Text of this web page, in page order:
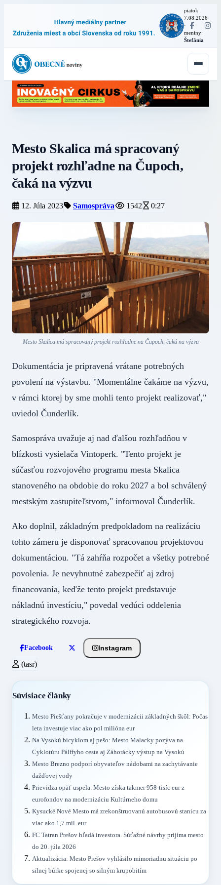
piatok
7.08.2026
·
meniny:
Štefánia
Mesto Skalica má spracovaný
projekt rozhľadne na Čupoch,
čaká na výzvu
12. Júla 2023 Samospráva 1542 0:27
Mesto Skalica má spracovaný projekt rozhľadne na Čupoch, čaká na výzvu
Dokumentácia je pripravená vrátane potrebných
povolení na výstavbu. "Momentálne čakáme na výzvu,
v rámci ktorej by sme mohli tento projekt realizovať,"
uviedol Čunderlík.
Samospráva uvažuje aj nad ďalšou rozhľadňou v
blízkosti vysielača Vintoperk. "Tento projekt je
súčasťou rozvojového programu mesta Skalica
stanoveného na obdobie do roku 2027 a bol schválený
mestským zastupiteľstvom," informoval Čunderlík.
Ako doplnil, základným predpokladom na realizáciu
tohto zámeru je disponovať spracovanou projektovou
dokumentáciou. "Tá zahŕňa rozpočet a všetky potrebné
povolenia. Je nevyhnutné zabezpečiť aj zdroj
financovania, keďže tento projekt predstavuje
nákladnú investíciu," povedal vedúci oddelenia
strategického rozvoja.
Facebook Instagram
(tasr)
Súvisiace články
Mesto Piešťany pokračuje v modernizácii základných škôl: Počas
leta investuje viac ako pol milióna eur
Na Vysokú bicyklom aj pešo: Mesto Malacky pozýva na
Cyklotúru Pálffyho cesta aj Záhorácky výstup na Vysokú
Mesto Brezno podporí obyvateľov nádobami na zachytávanie
dažďovej vody
Prievidza opäť uspela. Mesto získa takmer 958-tisíc eur z
eurofondov na modernizáciu Kultúrneho domu
Kysucké Nové Mesto má zrekonštruovanú autobusovú stanicu za
viac ako 1,7 mil. eur
FC Tatran Prešov hľadá investora. Súťažné návrhy prijíma mesto
do 20. júla 2026
Aktualizácia: Mesto Prešov vyhlásilo mimoriadnu situáciu po
silnej búrke spojenej so silným krupobitím